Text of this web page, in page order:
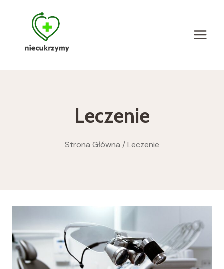
Leczenie
Strona Główna / Leczenie